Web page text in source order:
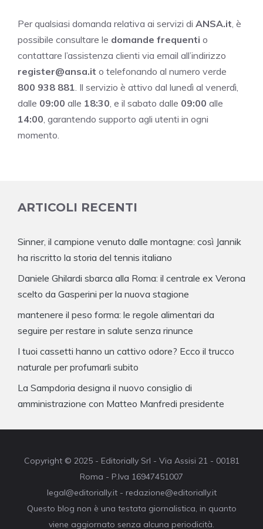
Per qualsiasi domanda relativa ai servizi di ANSA.it , è
possibile consultare le domande frequenti o
contattare l’assistenza clienti via email all’indirizzo
register@ansa.it o telefonando al numero verde
800 938 881 . Il servizio è attivo dal lunedì al venerdì,
dalle 09:00 alle 18:30 , e il sabato dalle 09:00 alle
14:00 , garantendo supporto agli utenti in ogni
momento.
ARTICOLI RECENTI
Sinner, il campione venuto dalle montagne: così Jannik
ha riscritto la storia del tennis italiano
Daniele Ghilardi sbarca alla Roma: il centrale ex Verona
scelto da Gasperini per la nuova stagione
mantenere il peso forma: le regole alimentari da
seguire per restare in salute senza rinunce
I tuoi cassetti hanno un cattivo odore? Ecco il trucco
naturale per profumarli subito
La Sampdoria designa il nuovo consiglio di
amministrazione con Matteo Manfredi presidente
Copyright © 2025 - Editorially Srl - Via Assisi 21 - 00181
Roma - P.Iva 16947451007
legal@editorially.it - redazione@editorially.it
Questo blog non è una testata giornalistica, in quanto
viene aggiornato senza alcuna periodicità.